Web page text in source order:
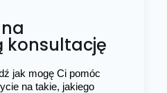
konsultację
jak mogę Ci pomóc
na takie, jakiego